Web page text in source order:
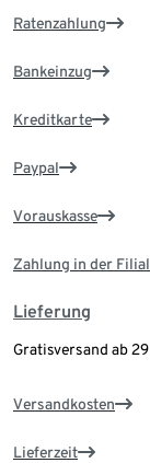
Ratenzahlung
Bankeinzug
Kreditkarte
Paypal
Vorauskasse
Zahlung in der
Lieferung
Gratisversand ab
Versandkosten
Lieferzeit